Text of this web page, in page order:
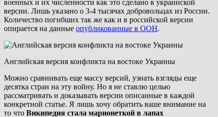
военных и их численности как это сделано в украинской
версии. Лишь указано о 3-4 тысячах добровольцах из России.
Количество погибших так же как и в российской версии
опирается на данные опубликованные в ООН.
Английская версия конфликта на востоке Украины
Можно сравнивать еще массу версий, узнать взгляды еще
десятка стран на эту войну. Но я не ставлю целью
рассматривать и доказывать версии описанные в каждой
конкретной статье. Я лишь хочу обратить ваше внимание на
то что Википедия стала марионеткой в лапах